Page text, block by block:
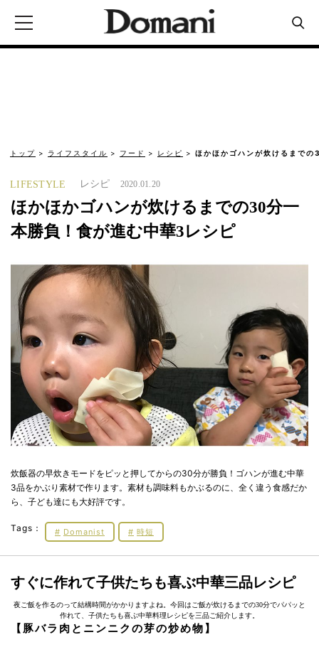
トップ ライフスタイル フード レシピ ほかほかゴハンが炊けるまで
LIFESTYLE レシピ 2020.01.20
ほかほかゴハンが炊けるまでの30分一
本勝負！食が進む中華3レシピ
炊飯器の早炊きモードをピッと押してからの30分が勝負！ゴハンが進む中華
3品をかぶり素材で作ります。素材も調味料もかぶるのに、全く違う食感だか
ら、子ども達にも大好評です。
Tags： Domanist 時短
すぐに作れて子供たちも喜ぶ中華三品レシピ
夜ご飯を作るのって結構時間がかかりますよね。今回はご飯が炊けるまでの30分でパパッと
作れて、子供たちも喜ぶ中華料理レシピを三品ご紹介します。
【豚バラ肉とニンニクの芽の炒め物】